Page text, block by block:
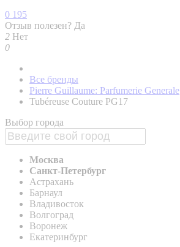
0 195
Отзыв полезен? Да
2 Нет
0
Все бренды
Pierre Guillaume: Parfumerie Generale
Tubéreuse Couture PG17
Выбор города
Москва
Санкт-Петербург
Астрахань
Барнаул
Владивосток
Волгоград
Воронеж
Екатеринбург